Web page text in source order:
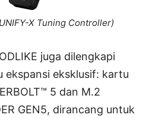
X Tuning Controller)
juga dilengkapi
ekspansi eksklusif: kartu
5 dan M.2
GEN5, dirancang untuk